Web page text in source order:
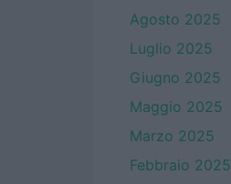
Agosto 2025
Luglio 2025
Giugno 2025
Maggio 2025
Marzo 2025
Febbraio 2025